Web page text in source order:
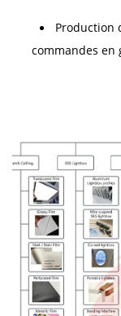
Production
commandes en